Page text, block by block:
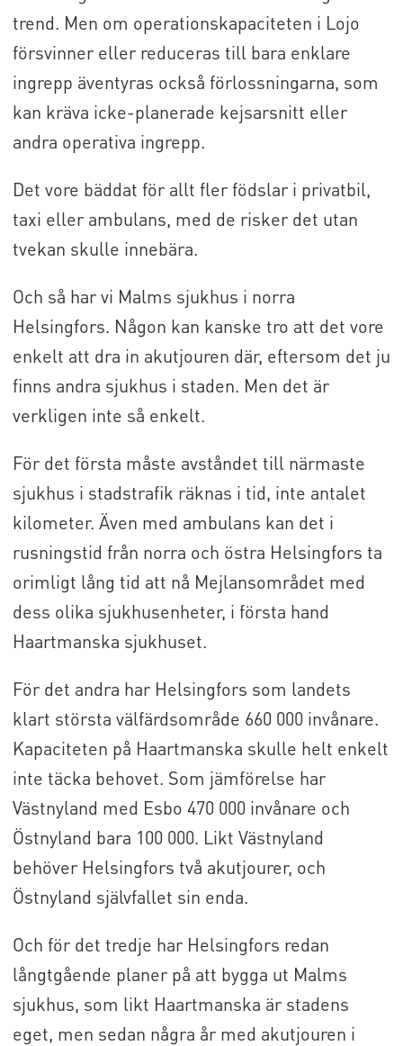
trend. Men om operationskapaciteten i Lojo
försvinner eller reduceras till bara enklare
ingrepp äventyras också förlossningarna, som
kan kräva icke-planerade kejsarsnitt eller
andra operativa ingrepp.
Det vore bäddat för allt fler födslar i privatbil,
taxi eller ambulans, med de risker det utan
tvekan skulle innebära.
Och så har vi Malms sjukhus i norra
Helsingfors. Någon kan kanske tro att det vore
enkelt att dra in akutjouren där, eftersom det ju
finns andra sjukhus i staden. Men det är
verkligen inte så enkelt.
För det första måste avståndet till närmaste
sjukhus i stadstrafik räknas i tid, inte antalet
kilometer. Även med ambulans kan det i
rusningstid från norra och östra Helsingfors ta
orimligt lång tid att nå Mejlansområdet med
dess olika sjukhusenheter, i första hand
Haartmanska sjukhuset.
För det andra har Helsingfors som landets
klart största välfärdsområde 660 000 invånare.
Kapaciteten på Haartmanska skulle helt enkelt
inte täcka behovet. Som jämförelse har
Västnyland med Esbo 470 000 invånare och
Östnyland bara 100 000. Likt Västnyland
behöver Helsingfors två akutjourer, och
Östnyland självfallet sin enda.
Och för det tredje har Helsingfors redan
långtgående planer på att bygga ut Malms
sjukhus, som likt Haartmanska är stadens
eget, men sedan några år med akutjouren i